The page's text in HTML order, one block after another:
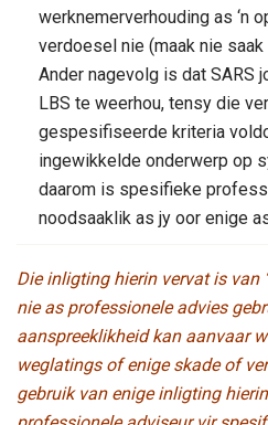
werknemerverhouding as ‘n
verdoesel nie (maak nie saak
Ander nagevolg is dat SARS
LBS te weerhou, tensy die
gespesifiseerde kriteria
ingewikkelde onderwerp op
daarom is spesifieke
noodsaaklik as jy oor enige
Die inligting hierin vervat is van
nie as professionele advies
aanspreeklikheid kan aanvaar
weglatings of enige skade of
gebruik van enige inligting